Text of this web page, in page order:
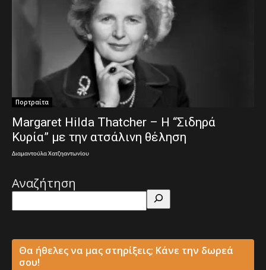
Πορτραίτα
Margaret Hilda Thatcher – Η “Σιδηρά
Κυρία” με την ατσάλινη θέληση
Διαμαντούλα Χατζηαντωνίου
Αναζήτηση
Θα ήθελες να μας στηρίξεις; Κάνε την δωρεά
σου!